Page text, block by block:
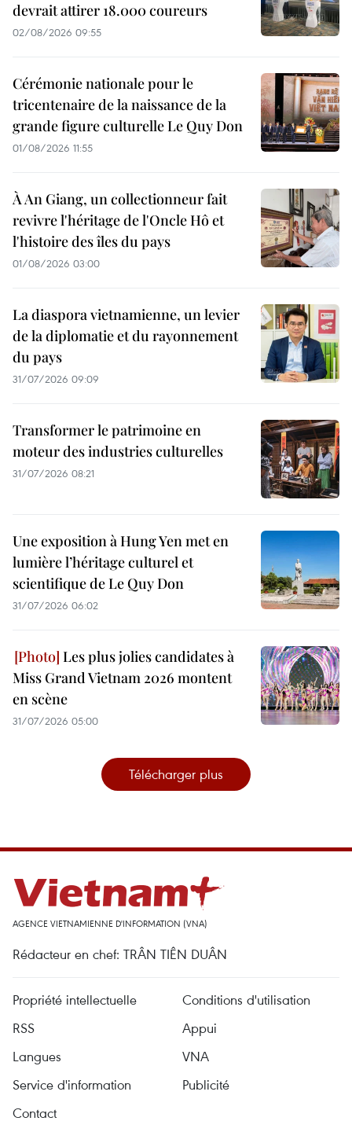
devrait attirer 18.000 coureurs
02/08/2026 09:55
Cérémonie nationale pour le
tricentenaire de la naissance de la
grande figure culturelle Le Quy Don
01/08/2026 11:55
À An Giang, un collectionneur fait
revivre l'héritage de l'Oncle Hô et
l'histoire des îles du pays
01/08/2026 03:00
La diaspora vietnamienne, un levier
de la diplomatie et du rayonnement
du pays
31/07/2026 09:09
Transformer le patrimoine en
moteur des industries culturelles
31/07/2026 08:21
Une exposition à Hung Yen met en
lumière l’héritage culturel et
scientifique de Le Quy Don
31/07/2026 06:02
Les plus jolies candidates à
Miss Grand Vietnam 2026 montent
en scène
31/07/2026 05:00
Télécharger plus
AGENCE VIETNAMIENNE D'INFORMATION (VNA)
Rédacteur en chef: TRÂN TIÊN DUÂN
Propriété intellectuelle
Conditions d'utilisation
RSS
Appui
Langues
VNA
Service d'information
Publicité
Contact